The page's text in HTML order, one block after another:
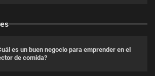
es un buen negocio para emprender en el
de comida?